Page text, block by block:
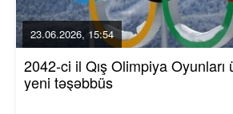
23.06.2026, 15:54
2042-ci il Qış Olimpiya
yeni təşəbbüs